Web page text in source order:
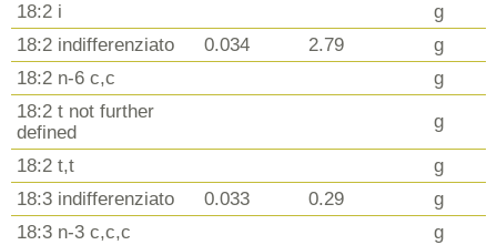
18:2 i
g
18:2 indifferenziato
0.034 2.79
g
18:2 n-6 c,c
g
18:2 t not further
defined
g
18:2 t,t
g
18:3 indifferenziato
0.033 0.29
g
18:3 n-3 c,c,c
g